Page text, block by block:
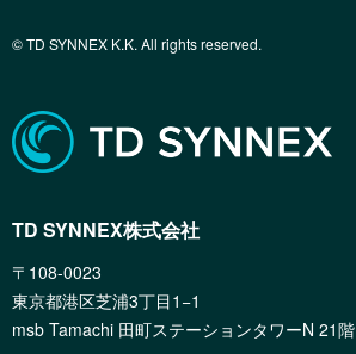
© TD SYNNEX K.K. All rights reserved.
TD SYNNEX株式会社
〒108-0023
東京都港区芝浦3丁目1−1
msb Tamachi 田町ステーションタワーN 21階